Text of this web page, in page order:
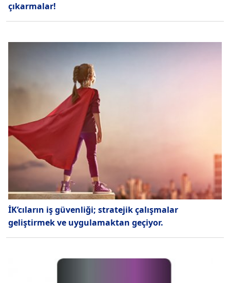
çıkarmalar!
İK’cıların iş güvenliği; stratejik çalışmalar
geliştirmek ve uygulamaktan geçiyor.